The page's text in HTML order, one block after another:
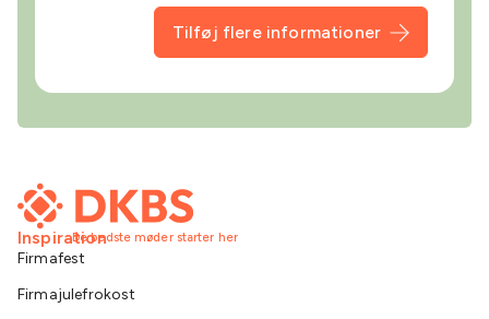
Tilføj flere informationer
De bedste møder starter her
Inspiration
Firmafest
Firmajulefrokost